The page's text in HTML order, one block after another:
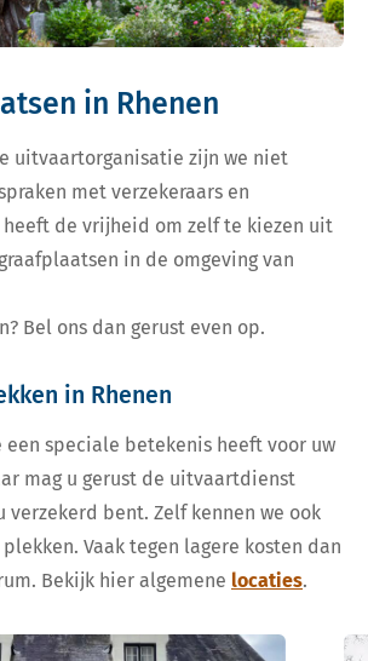
in Rhenen
uitvaartorganisatie zijn we niet
met verzekeraars en
de vrijheid om zelf te kiezen uit
in de omgeving van
Bel ons dan gerust even op.
in Rhenen
een speciale betekenis heeft voor uw
mag u gerust de uitvaartdienst
verzekerd bent. Zelf kennen we ook
Vaak tegen lagere kosten dan
Bekijk hier algemene locaties.